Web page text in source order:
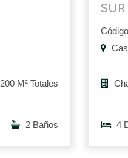
200 M² Totales
2 Baños 4